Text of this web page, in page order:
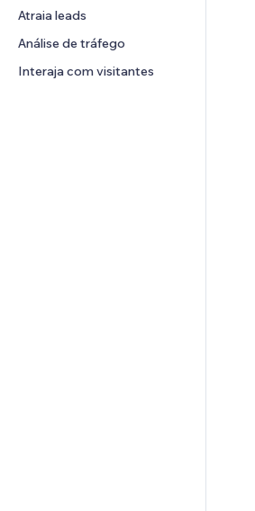
Tabelas e gráficos
Atraia leads
Análise de tráfego
Interaja com visitantes